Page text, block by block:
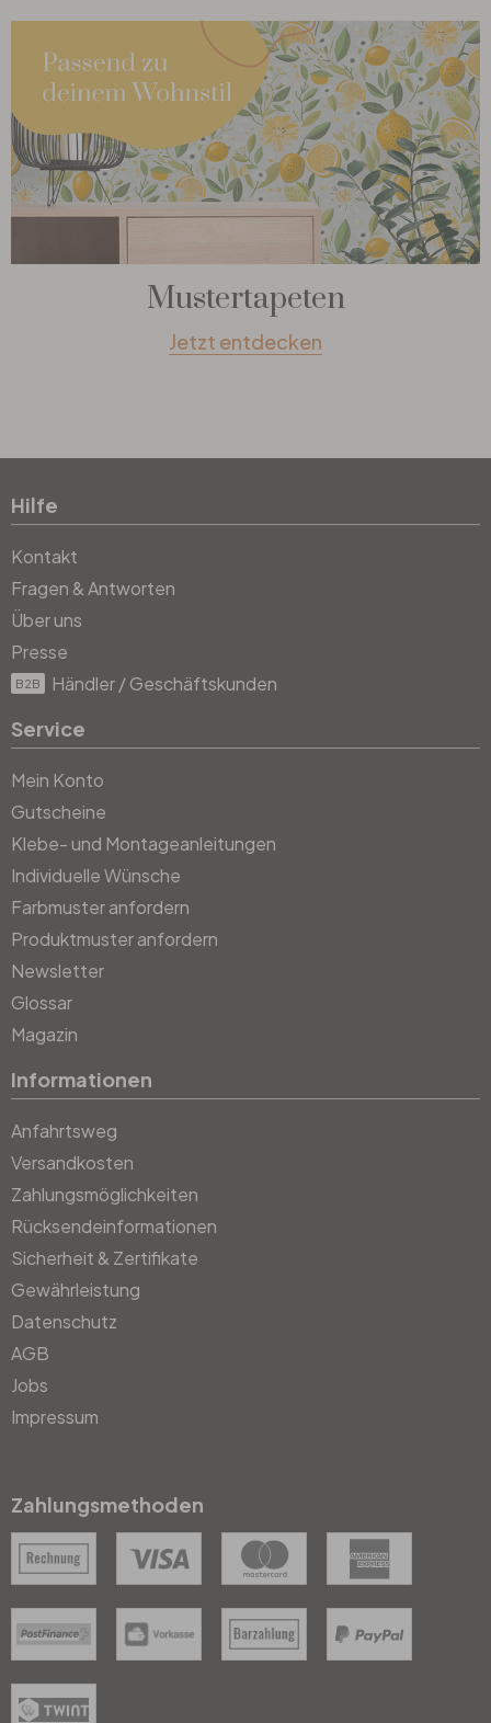
Mustertapeten
Jetzt entdecken
Hilfe
Kontakt
Fragen & Antworten
Über uns
Presse
B2B Händler / Geschäftskunden
Service
Mein Konto
Gutscheine
Klebe- und Montageanleitungen
Individuelle Wünsche
Farbmuster anfordern
Produktmuster anfordern
Newsletter
Glossar
Magazin
Informationen
Anfahrtsweg
Versandkosten
Zahlungsmöglichkeiten
Rücksendeinformationen
Sicherheit & Zertifikate
Gewährleistung
Datenschutz
AGB
Jobs
Impressum
Zahlungsmethoden